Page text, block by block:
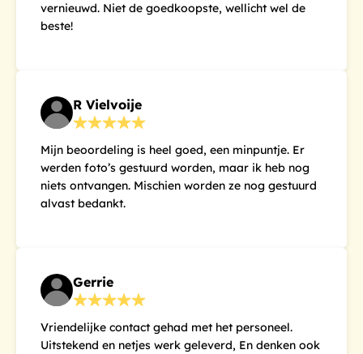
vernieuwd. Niet de goedkoopste, wellicht wel de
beste!
R Vielvoije
Mijn beoordeling is heel goed, een minpuntje. Er
werden foto’s gestuurd worden, maar ik heb nog
niets ontvangen. Mischien worden ze nog gestuurd
alvast bedankt.
Gerrie
Vriendelijke contact gehad met het personeel.
Uitstekend en netjes werk geleverd, En denken ook